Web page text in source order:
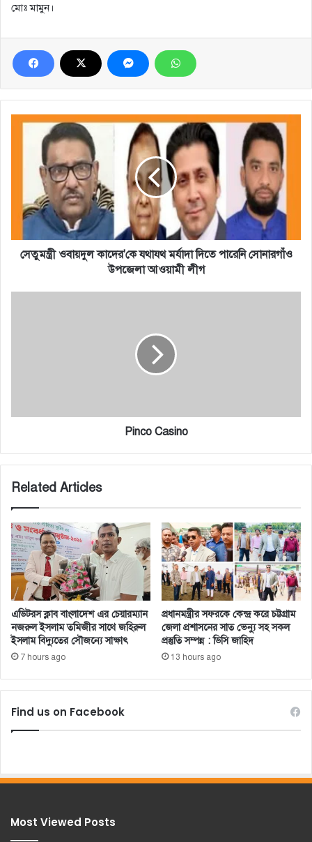
মোঃ মামুন।
সেতুমন্ত্রী
পারেনি
সোনারগাঁও
উপজেলা
আওয়ামী
সেতুমন্ত্রী ওবায়দুল কাদের'কে যথাযথ মর্যাদা দিতে পারেনি সোনারগাঁও
উপজেলা আওয়ামী লীগ
Pinco Casino
Related Articles
এডিটরস ক্লাব বাংলাদেশ এর চেয়ারম্যান
নজরুল ইসলাম তমিজীর সাথে জহিরুল
ইসলাম বিদ্যুতের সৌজন্যে সাক্ষাৎ
7 hours ago
প্রধানমন্ত্রীর সফরকে কেন্দ্র করে চট্টগ্রাম
জেলা প্রশাসনের সাত ভেন্যু সহ সকল
প্রস্তুতি সম্পন্ন : ডিসি জাহিদ
13 hours ago
Find us on Facebook
Most Viewed Posts